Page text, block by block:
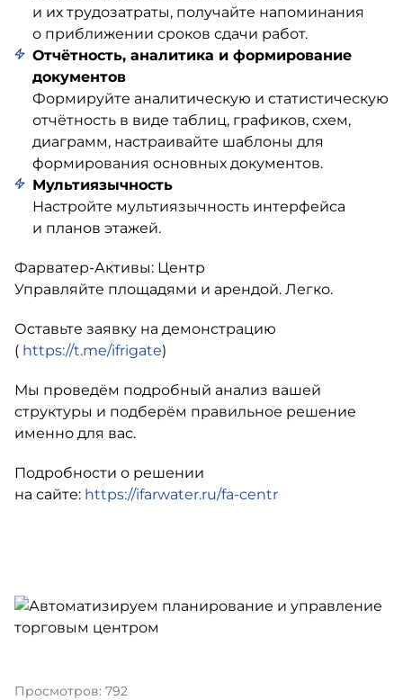
и их трудозатраты, получайте напоминания
о приближении сроков сдачи работ.
Отчётность, аналитика и формирование
документов
Формируйте аналитическую и статистическую
отчётность в виде таблиц, графиков, схем,
диаграмм, настраивайте шаблоны для
формирования основных документов.
Мультиязычность
Настройте мультиязычность интерфейса
и планов этажей.
Фарватер-Активы: Центр
Управляйте площадями и арендой. Легко.
Оставьте заявку на демонстрацию
( https://t.me/ifrigate)
Мы проведём подробный анализ вашей
структуры и подберём правильное решение
именно для вас.
Подробности о решении
на сайте: https://ifarwater.ru/fa-centr
Просмотров: 792